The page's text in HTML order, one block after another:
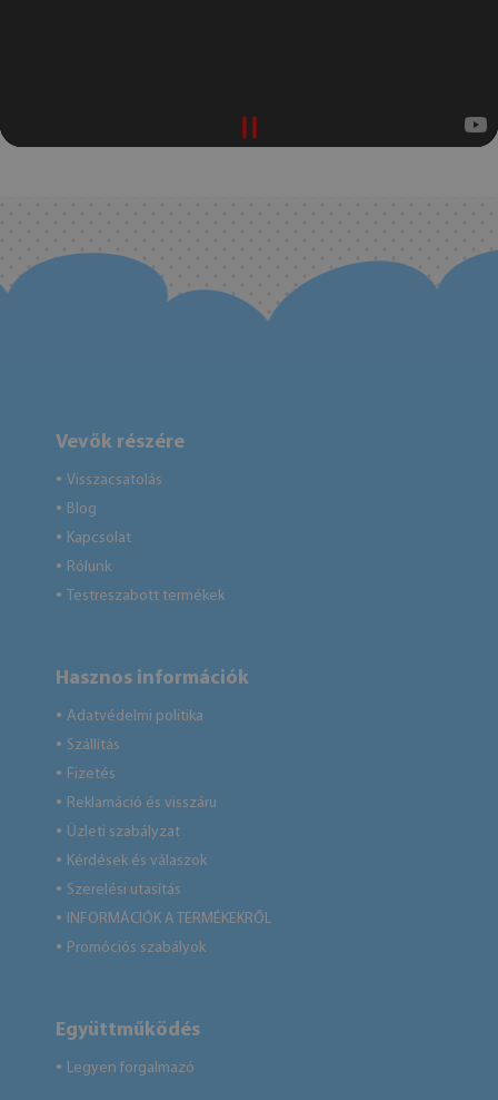
Vevők részére
● Visszacsatolás
● Blog
● Kapcsolat
● Rólunk
● Testreszabott termékek
Hasznos információk
● Adatvédelmi politika
● Szállítás
● Fizetés
● Reklamáció és visszáru
● Üzleti szabályzat
● Kérdések és válaszok
● Szerelési utasítás
● INFORMÁCIÓK A TERMÉKEKRŐL
● Promóciós szabályok
Együttműködés
● Legyen forgalmazó